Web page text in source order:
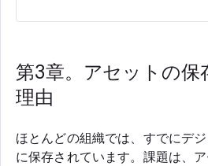
第3章。アセットの保
理由
ほとんどの組織では、すでにデ
に保存されています。課題は、